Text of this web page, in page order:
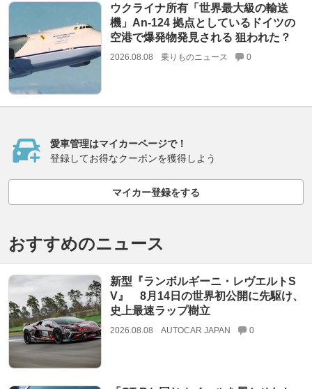
ウクライナ所有「世界最大級の輸送
機」An-124 拠点としているドイツの
空港で爆発物発見される 狙われた？
2026.08.08 乗りものニュース 0
愛車管理はマイカーページで！
登録してお得なクーポンを獲得しよう
マイカー登録をする
おすすめのニュース
新型『ランボルギーニ・レヴエルトS
V』 8月14日の世界初公開に先駆け、
史上最速ラップ樹立
2026.08.08 AUTOCAR JAPAN 0